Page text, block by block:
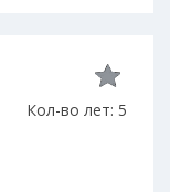
Кол-во лет: 5